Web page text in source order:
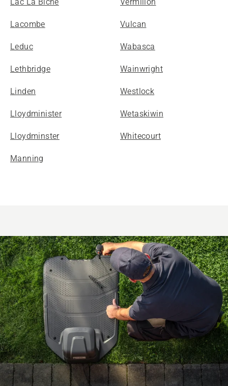
Lacombe
Leduc
Lethbridge
Linden
Lloydminister
Lloydminster
Manning
Vulcan
Wabasca
Wainwright
Westlock
Wetaskiwin
Whitecourt